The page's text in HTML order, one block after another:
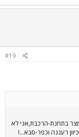
#19
בתחנת-הרכבת,אני לא
רעננה וכפר-סבא...!